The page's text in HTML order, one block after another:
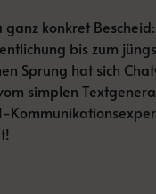
ganz konkret
bis zum
Sprung hat sich
simplen